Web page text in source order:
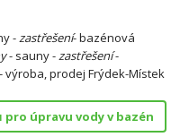
-zastřešení- bazénová
- sauny -zastřešení-
výroba, prodej Frýdek-Místek
úpravu vody v bazén